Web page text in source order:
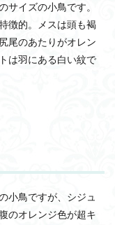
サイズの小鳥です。
徴的。メスは頭も褐
尾のあたりがオレン
は羽にある白い紋で
小鳥ですが、シジュ
のオレンジ色が超キ